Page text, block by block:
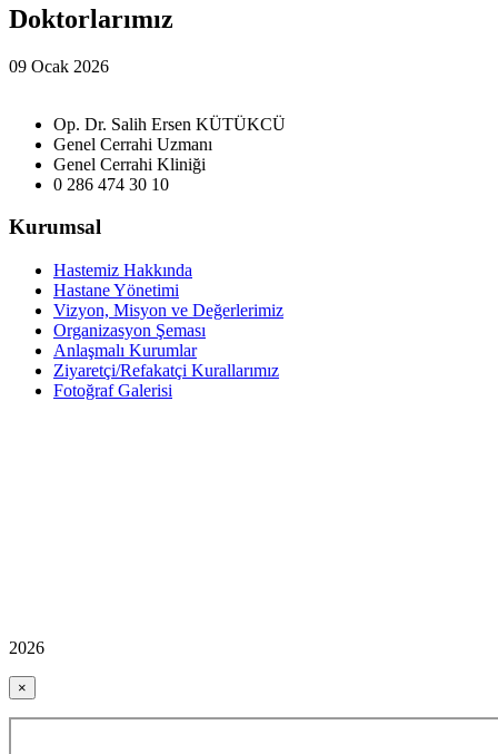
Doktorlarımız
09 Ocak 2026
Op. Dr. Salih Ersen KÜTÜKCÜ
Genel Cerrahi Uzmanı
Genel Cerrahi Kliniği
0 286 474 30 10
Kurumsal
Hastemiz Hakkında
Hastane Yönetimi
Vizyon, Misyon ve Değerlerimiz
Organizasyon Şeması
Anlaşmalı Kurumlar
Ziyaretçi/Refakatçi Kurallarımız
Fotoğraf Galerisi
2026
×